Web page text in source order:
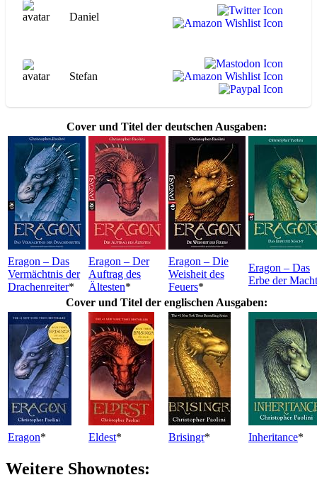
Daniel
Stefan
Cover und Titel der deutschen Ausgaben:
Eragon – Das
Vermächtnis der
Drachenreiter*
Eragon – Der
Auftrag des
Ältesten*
Eragon – Die
Weisheit des
Feuers*
Eragon – Das
Erbe der Macht
Cover und Titel der englischen Ausgaben:
Eragon* Eldest* Brisingr* Inheritance*
Weitere Shownotes: